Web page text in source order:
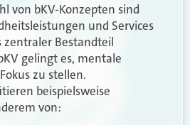
von bKV-Konzepten sind
und Services
zentraler Bestandteil
gelingt es, mentale
zu stellen.
beispielsweise
von: